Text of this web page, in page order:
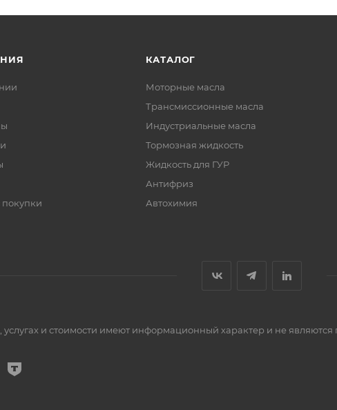
КАТАЛОГ
Моторные масла
Трансмиссионные масла
Индустриальные масла
Тормозная жидкость
Жидкость для ГУР
Антифриз
Автохимия
и стоимости имеют информационный характер и не